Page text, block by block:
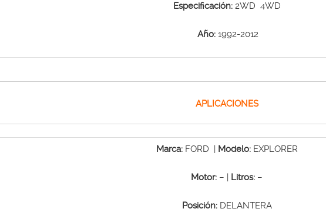
Especificación: 2WD 4WD
Año: 1992-2012
APLICACIONES
Marca:FORD | Modelo: EXPLORER
Motor: – | Litros: –
Posición:DELANTERA